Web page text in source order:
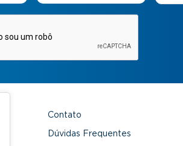
Contato
Dúvidas Frequentes